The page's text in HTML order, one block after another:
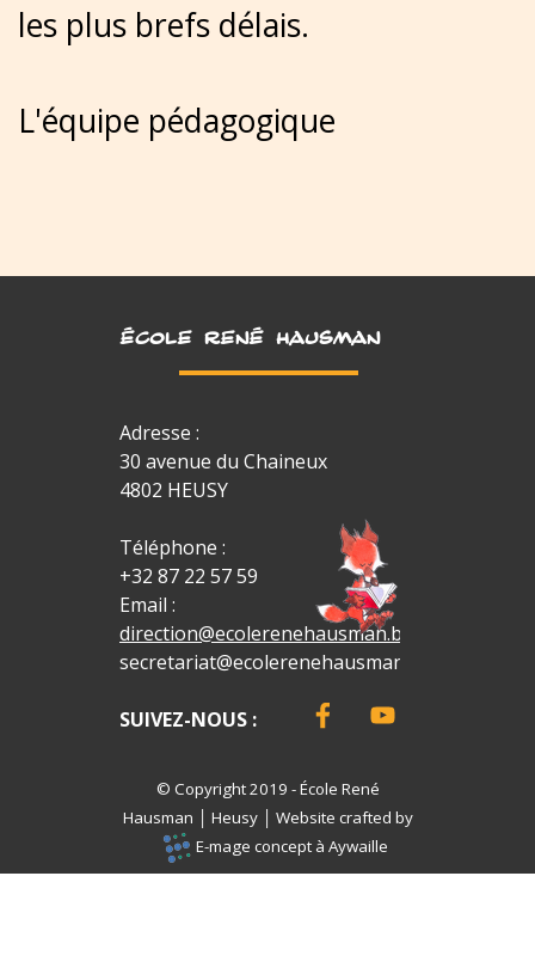
les plus brefs délais.
L'équipe pédagogique
© Copyright 2019 - École René
Hausman │ Heusy
Website crafted by
E-mage concept à Aywaille
ÉCOLE RENÉ HAUSMAN
Adresse :
30 avenue du Chaineux
4802 HEUSY
Téléphone :
+32 87 22 57 59
Email :
direction@ecolerenehausman.be
secretariat@ecolerenehausman.be
SUIVEZ-NOUS :